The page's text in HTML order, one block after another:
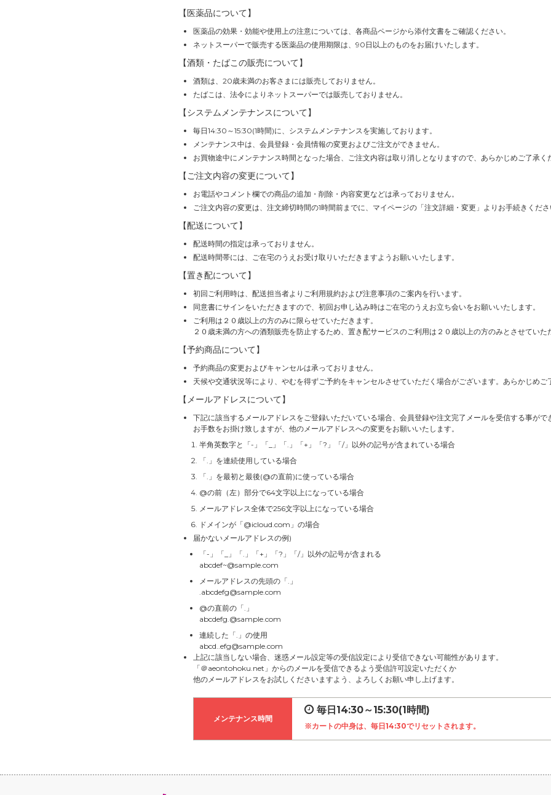
【医薬品について】
医薬品の効果・効能や使用上の注意については、各商品ページから添付文書をご確認ください。
ネットスーパーで販売する医薬品の使用期限は、90日以上のものをお届けいたします。
【酒類・たばこの販売について】
酒類は、20歳未満のお客さまには販売しておりません。
たばこは、法令によりネットスーパーでは販売しておりません。
【システムメンテナンスについて】
毎日14:30～15:30(1時間)に、システムメンテナンスを実施しております。
メンテナンス中は、会員登録・会員情報の変更およびご注文ができません。
お買物途中にメンテナンス時間となった場合、ご注文内容は取り消しとなりますので、あらかじめご了承く
【ご注文内容の変更について】
お電話やコメント欄での商品の追加・削除・内容変更などは承っておりません。
ご注文内容の変更は、注文締切時間の1時間前までに、マイページの「注文詳細・変更」よりお手続きくださ
【配送について】
配送時間の指定は承っておりません。
配送時間帯には、ご在宅のうえお受け取りいただきますようお願いいたします。
【置き配について】
初回ご利用時は、配送担当者よりご利用規約および注意事項のご案内を行います。
同意書にサインをいただきますので、初回お申し込み時はご在宅のうえお立ち会いをお願いいたします。
ご利用は２０歳以上の方のみに限らせていただきます。
２０歳未満の方への酒類販売を防止するため、置き配サービスのご利用は２０歳以上の方のみとさせていた
【予約商品について】
予約商品の変更およびキャンセルは承っておりません。
天候や交通状況等により、やむを得ずご予約をキャンセルさせていただく場合がございます。あらかじめご
【メールアドレスについて】
下記に該当するメールアドレスをご登録いただいている場合、会員登録や注文完了メールを受信する事がで
お手数をお掛け致しますが、他のメールアドレスへの変更をお願いいたします。
半角英数字と「-」「_」「.」「+」「?」「/」以外の記号が含まれている場合
「.」を連続使用している場合
「.」を最初と最後(@の直前)に使っている場合
@の前（左）部分で64文字以上になっている場合
メールアドレス全体で256文字以上になっている場合
ドメインが「@icloud.com」の場合
届かないメールアドレスの例)
「-」「_」「.」「+」「?」「/」以外の記号が含まれる
abcdef~@sample.com
メールアドレスの先頭の「.」
.abcdefg@sample.com
@の直前の「.」
abcdefg.@sample.com
連続した「.」の使用
abcd..efg@sample.com
上記に該当しない場合、迷惑メール設定等の受信設定により受信できない可能性があります。
「＠aeontohoku.net」からのメールを受信できるよう受信許可設定いただくか
他のメールアドレスをお試しくださいますよう、よろしくお願い申し上げます。
メンテナンス時間
毎日14:30～15:30(1時間)
※カートの中身は、毎日14:30でリセットされます。